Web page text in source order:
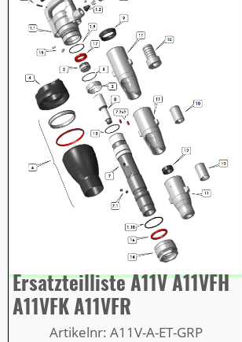
Ersatzteilliste A11V A11VFH
A11VFK A11VFR
Artikelnr: A11V-A-ET-GRP